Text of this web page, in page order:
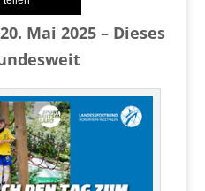
Mai 2025 – Dieses